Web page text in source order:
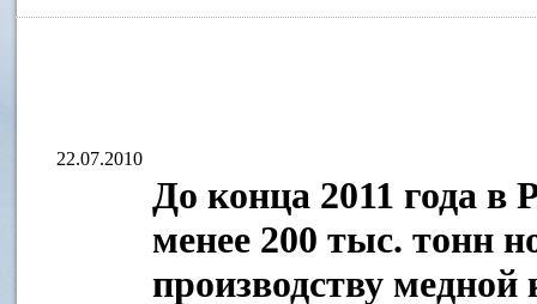
22.07.2010
До конца 2011 года в
менее 200 тыс. тонн
производству